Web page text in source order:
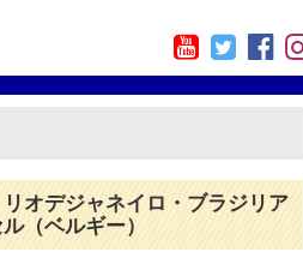
オデジャネイロ・ブラジリア
（ベルギー）